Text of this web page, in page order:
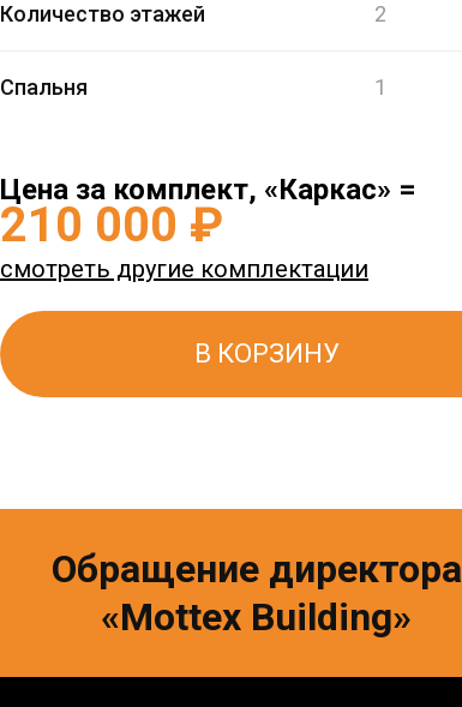
Количество этажей 2
Спальня 1
Цена за комплект, «Каркас» =
210 000 ₽
смотреть другие комплектации
В КОРЗИНУ
Обращение директора
«Mottex Building»